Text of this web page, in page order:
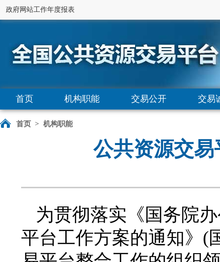
政府网站工作年度报表
首页 机构职能 交易公开 交易
首页 > 机构职能
公共资源交
为贯彻落实《国务院
平台工作方案的通知》(